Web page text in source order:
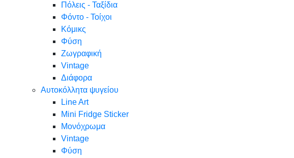
Πόλεις - Ταξίδια
Φόντο - Τοίχοι
Κόμικς
Φύση
Ζωγραφική
Vintage
Διάφορα
Αυτοκόλλητα ψυγείου
Line Art
Mini Fridge Sticker
Μονόχρωμα
Vintage
Φύση